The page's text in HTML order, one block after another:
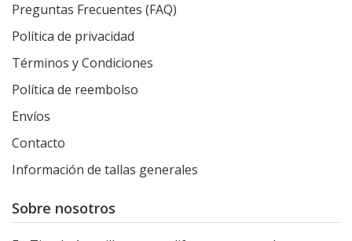
Preguntas Frecuentes (FAQ)
Política de privacidad
Términos y Condiciones
Política de reembolso
Envíos
Contacto
Información de tallas generales
Sobre nosotros